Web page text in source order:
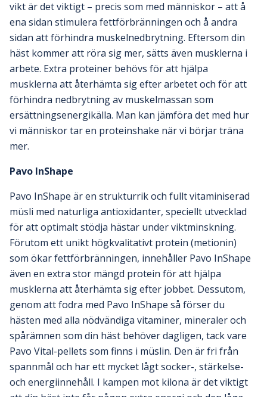
vikt är det viktigt – precis som med människor – att å
ena sidan stimulera fettförbränningen och å andra
sidan att förhindra muskelnedbrytning. Eftersom din
häst kommer att röra sig mer, sätts även musklerna i
arbete. Extra proteiner behövs för att hjälpa
musklerna att återhämta sig efter arbetet och för att
förhindra nedbrytning av muskelmassan som
ersättningsenergikälla. Man kan jämföra det med hur
vi människor tar en proteinshake när vi börjar träna
mer.
Pavo InShape
Pavo InShape är en strukturrik och fullt vitaminiserad
müsli med naturliga antioxidanter, speciellt utvecklad
för att optimalt stödja hästar under viktminskning.
Förutom ett unikt högkvalitativt protein (metionin)
som ökar fettförbränningen, innehåller Pavo InShape
även en extra stor mängd protein för att hjälpa
musklerna att återhämta sig efter jobbet. Dessutom,
genom att fodra med Pavo InShape så förser du
hästen med alla nödvändiga vitaminer, mineraler och
spårämnen som din häst behöver dagligen, tack vare
Pavo Vital-pellets som finns i müslin. Den är fri från
spannmål och har ett mycket lågt socker-, stärkelse-
och energiinnehåll. I kampen mot kilona är det viktigt